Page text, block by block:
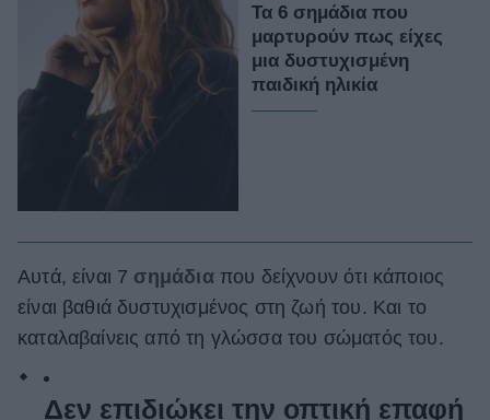
Τα 6 σημάδια που
μαρτυρούν πως είχες
μια δυστυχισμένη
παιδική ηλικία
Αυτά, είναι 7 σημάδια που δείχνουν ότι κάποιος
είναι βαθιά δυστυχισμένος στη ζωή του. Και το
καταλαβαίνεις από τη γλώσσα του σώματός του.
Δεν επιδιώκει την οπτική επαφή